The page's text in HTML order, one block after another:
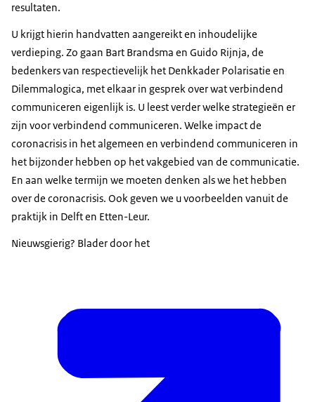
resultaten.
U krijgt hierin handvatten aangereikt en inhoudelijke
verdieping. Zo gaan Bart Brandsma en Guido Rijnja, de
bedenkers van respectievelijk het Denkkader Polarisatie en
Dilemmalogica, met elkaar in gesprek over wat verbindend
communiceren eigenlijk is. U leest verder welke strategieën er
zijn voor verbindend communiceren. Welke impact de
coronacrisis in het algemeen en verbindend communiceren in
het bijzonder hebben op het vakgebied van de communicatie.
En aan welke termijn we moeten denken als we het hebben
over de coronacrisis. Ook geven we u voorbeelden vanuit de
praktijk in Delft en Etten-Leur.
Nieuwsgierig? Blader door het